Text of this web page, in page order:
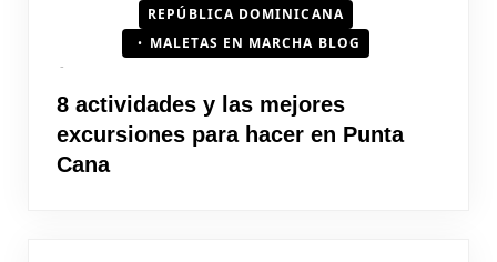
REPÚBLICA DOMINICANA
MALETAS EN MARCHA BLOG
8 actividades y las mejores
excursiones para hacer en Punta
Cana